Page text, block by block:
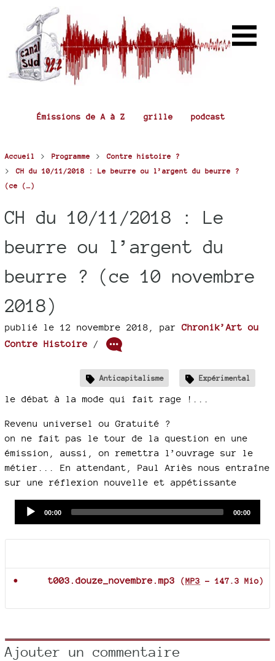
Émissions de A à Z grille podcast
Accueil > Programme > Contre histoire ?
>
CH du 10/11/2018 : Le beurre ou l’argent du beurre ?
(ce (…)
CH du 10/11/2018 : Le
beurre ou l’argent du
beurre ? (ce 10 novembre
2018)
publié le 12 novembre 2018 parChronik’Art ou
Contre Histoire /
Anticapitalisme Expérimental
le débat à la mode qui fait rage !...
Revenu universel ou Gratuité ?
on ne fait pas le tour de la question en une
émission, aussi, on remettra l’ouvrage sur le
métier... En attendant, Paul Ariès nous entraîne
sur une réflexion nouvelle et appétissante
Current
00:00
Total
00:00
t003.douze_novembre.mp3 (MP3 - 147.3 Mio)
Ajouter un commentaire